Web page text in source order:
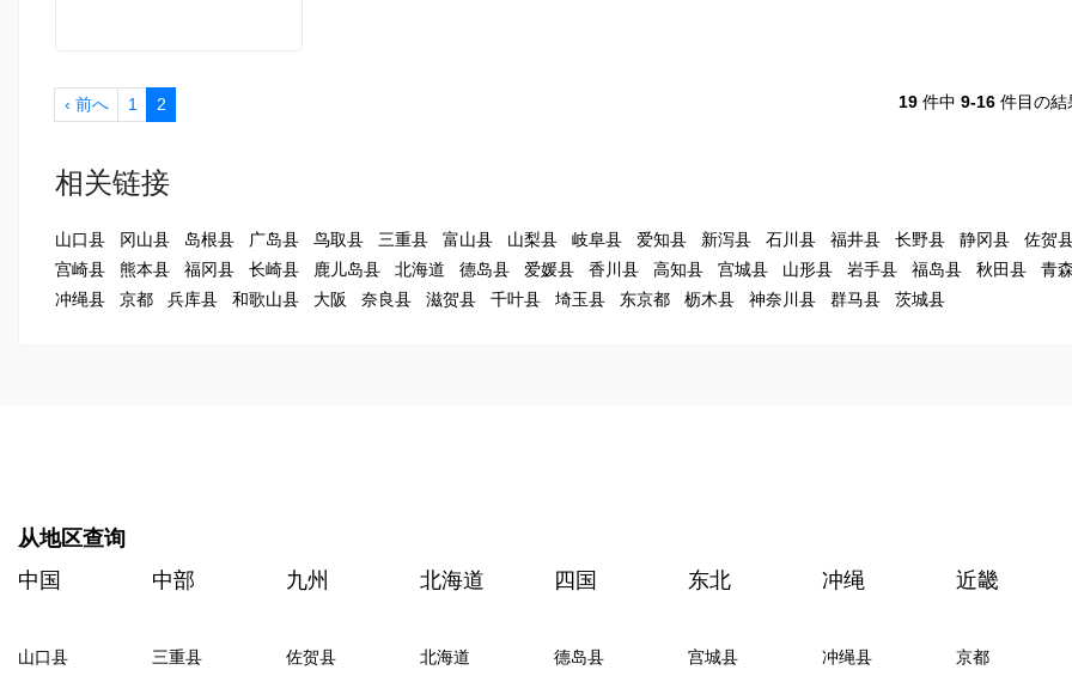
‹ 前へ 1 2 19 件中 9-16 件目の結
相关链接
山口县 冈山县 岛根县 广岛县 鸟取县 三重县 富山县 山梨县 岐阜县 爱知县 新泻县 石川县 福井县 长野县 静冈县
佐贺
宫崎县
熊本县 福冈县 长崎县 鹿儿岛县 北海道 德岛县 爱媛县 香川县 高知县 宫城县 山形县 岩手县 福岛县 秋田县
青
冲绳县
京都 兵库县 和歌山县 大阪 奈良县 滋贺县 千叶县 埼玉县 东京都 枥木县 神奈川县 群马县 茨城县
从地区查询
中国
山口县
中部
三重县
九州
佐贺县
北海道
北海道
四国
德岛县
东北
宫城县
冲绳
冲绳县
近畿
京都